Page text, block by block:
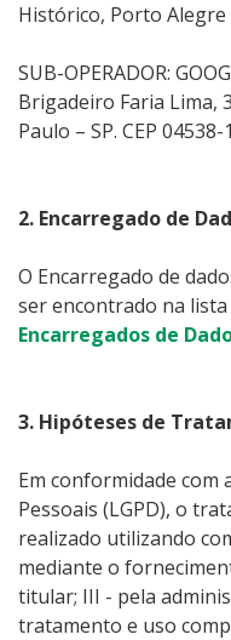
Histórico, Porto Alegre
SUB-OPERADOR:
Brigadeiro Faria Lima,
Paulo – SP. CEP 04538-
2. Encarregado de
O Encarregado de
ser encontrado na
Encarregados de
3. Hipóteses de
Em conformidade com
Pessoais (LGPD), o
realizado utilizando
mediante o
titular; III - pela
tratamento e uso